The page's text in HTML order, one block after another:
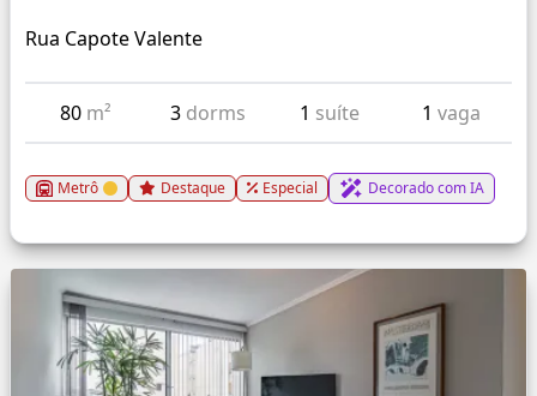
Rua Capote Valente
80 m² 3 dorms 1 suíte 1 vaga
Metrô Destaque Especial Decorado com IA